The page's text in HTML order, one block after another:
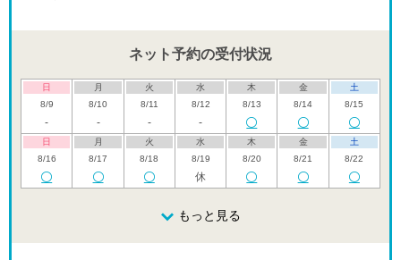
ネット予約の受付状況
日
8/9
-
月
8/10
-
火
8/11
-
水
8/12
-
木
8/13
金
8/14
土
8/15
日
8/16
月
8/17
火
8/18
水
8/19
休
木
8/20
金
8/21
土
8/22
8/26
もっと見る